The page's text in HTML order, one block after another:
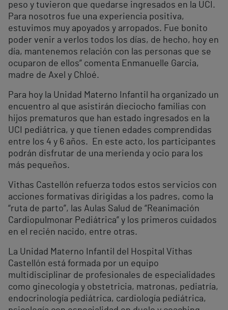
peso y tuvieron que quedarse ingresados en la UCI.
Para nosotros fue una experiencia positiva,
estuvimos muy apoyados y arropados. Fue bonito
poder venir a verlos todos los días, de hecho, hoy en
día, mantenemos relación con las personas que se
ocuparon de ellos” comenta Enmanuelle Garcia,
madre de Axel y Chloé.
Para hoy la Unidad Materno Infantil ha organizado un
encuentro al que asistirán dieciocho familias con
hijos prematuros que han estado ingresados en la
UCI pediátrica, y que tienen edades comprendidas
entre los 4 y 6 años. En este acto, los participantes
podrán disfrutar de una merienda y ocio para los
más pequeños.
Vithas Castellón refuerza todos estos servicios con
acciones formativas dirigidas a los padres, como la
“ruta de parto”, las Aulas Salud de “Reanimación
Cardiopulmonar Pediátrica” y los primeros cuidados
en el recién nacido, entre otras.
La Unidad Materno Infantil del Hospital Vithas
Castellón está formada por un equipo
multidisciplinar de profesionales de especialidades
como ginecología y obstetricia, matronas, pediatría,
endocrinología pediátrica, cardiología pediátrica,